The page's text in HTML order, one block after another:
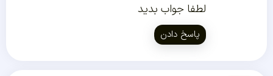
لطفا جواب بدید
پاسخ دادن